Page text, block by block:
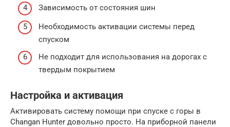
Зависимость от состояния шин
Необходимость активации системы перед
спуском
Не подходит для использования на дорогах с
твердым покрытием
Настройка и активация
Активировать систему помощи при спуске с горы в
Changan Hunter довольно просто. На приборной панели